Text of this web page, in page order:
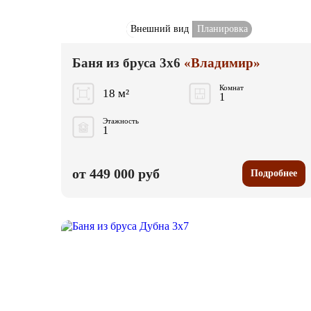
Внешний вид Планировка
Баня из бруса 3x6 «Владимир»
18 м² Комнат
1
Этажность
1
от 449 000 руб Подробнее